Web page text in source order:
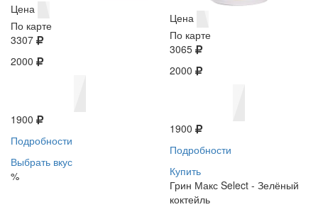
Цена
По карте
3307
2000
1900
Подробности
Выбрать вкус
%
Цена
По карте
3065
2000
1900
Подробности
Купить
Грин Макс Select - Зелёный
коктейль